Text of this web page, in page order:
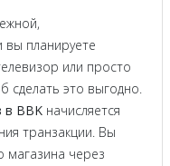
вы планируете
или просто
сделать это выгодно.
в BBK начисляется
транзакции. Вы
магазина через